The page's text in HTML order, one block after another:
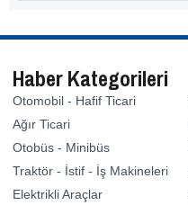
Haber Kategorileri
Otomobil - Hafif Ticari
Ağır Ticari
Otobüs - Minibüs
Traktör - İstif - İş Makineleri
Elektrikli Araçlar